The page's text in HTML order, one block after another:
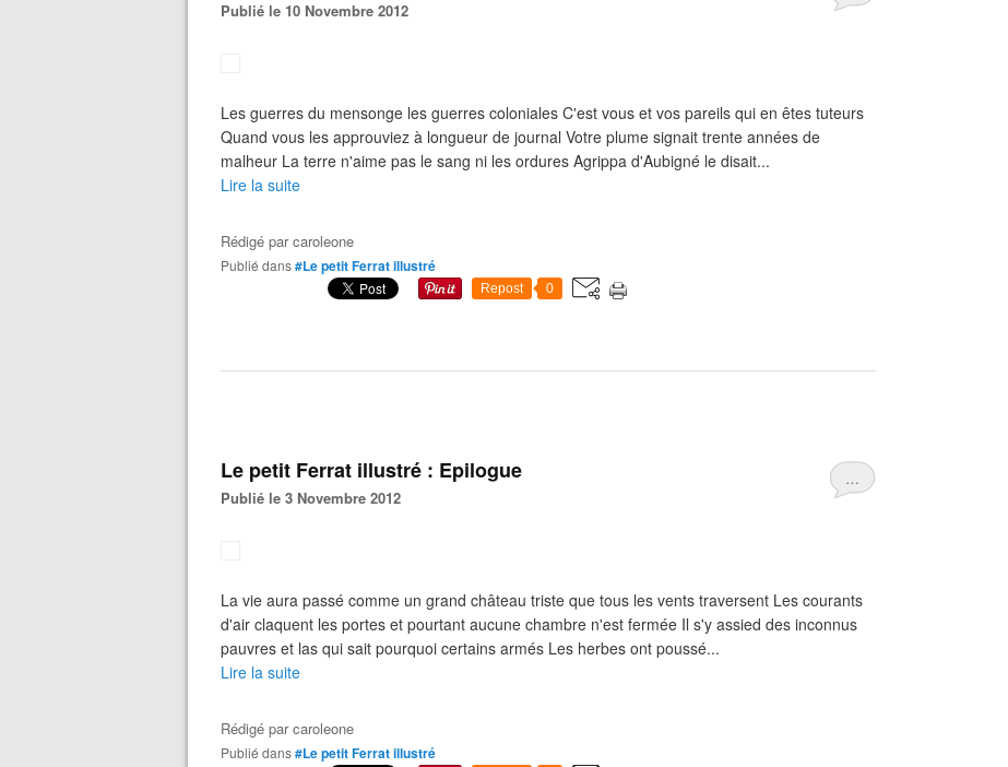
Publié le 10 Novembre 2012
Les guerres du mensonge les guerres coloniales C'est vous et vos pareils qui en êtes tuteurs
Quand vous les approuviez à longueur de journal Votre plume signait trente années de
malheur La terre n'aime pas le sang ni les ordures Agrippa d'Aubigné le disait...
Lire la suite
Rédigé parcaroleone
Publié dans#Le petit Ferrat illustré
Repost 0
…
Le petit Ferrat illustré : Epilogue
Publié le 3 Novembre 2012
La vie aura passé comme un grand château triste que tous les vents traversent Les courants
d'air claquent les portes et pourtant aucune chambre n'est fermée Il s'y assied des inconnus
pauvres et las qui sait pourquoi certains armés Les herbes ont poussé...
Lire la suite
Rédigé parcaroleone
Publié dans#Le petit Ferrat illustré